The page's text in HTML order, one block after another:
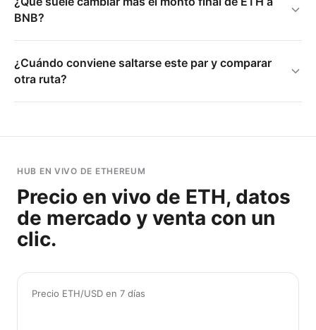
BNB?
¿Cuándo conviene saltarse este par y comparar
otra ruta?
HUB EN VIVO DE ETHEREUM
Precio en vivo de ETH, datos
de mercado y venta con un
clic.
Precio ETH/USD en 7 días